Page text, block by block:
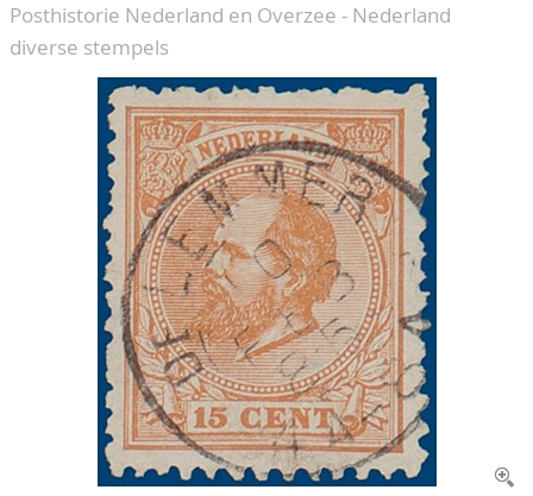
KEURINGSDIENST
OVER ONS
Ons Team
80 jarig bestaan
Posthistorie Nederland en Overzee - Nederland
diverse stempels